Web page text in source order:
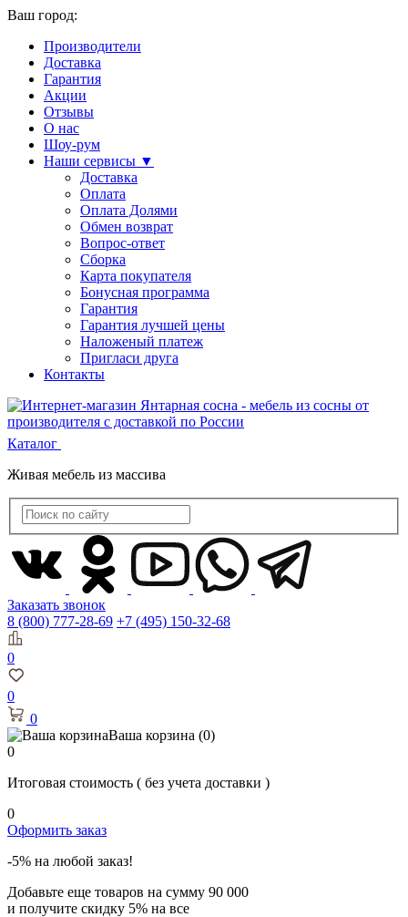
Ваш город:
Производители
Доставка
Гарантия
Акции
Отзывы
О нас
Шоу-рум
Наши сервисы ▼
Доставка
Оплата
Оплата Долями
Обмен возврат
Вопрос-ответ
Сборка
Карта покупателя
Бонусная программа
Гарантия
Гарантия лучшей цены
Наложеный платеж
Пригласи друга
Контакты
Каталог
Живая мебель из массива
Заказать звонок
8 (800) 777-28-69 +7 (495) 150-32-68
0
0
0
Ваша корзина (0)
0
Итоговая стоимость ( без учета доставки )
0
Оформить заказ
-5% на любой заказ!
Добавьте еще товаров на сумму 90 000
и получите скидку 5% на все